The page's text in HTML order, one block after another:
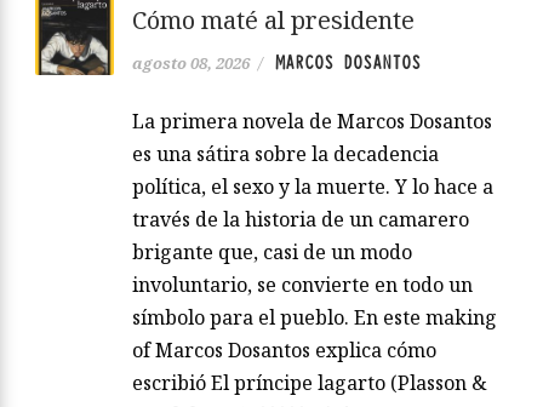
Cómo maté al presidente
agosto 08, 2026 / MARCOS DOSANTOS
La primera novela de Marcos Dosantos
es una sátira sobre la decadencia
política, el sexo y la muerte. Y lo hace a
través de la historia de un camarero
brigante que, casi de un modo
involuntario, se convierte en todo un
símbolo para el pueblo. En este making
of Marcos Dosantos explica cómo
escribió El príncipe lagarto (Plasson &